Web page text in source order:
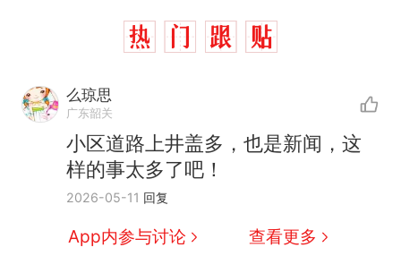
么琼思
广东韶关
小区道路上井盖多，也是新闻，这
样的事太多了吧！
2026-05-11 回复
App内参与讨论 查看更多
热
那个在床头放菜刀的女孩，
因老师一句“跟我回家”改写了
人生
新 制裁瓜子饺子，美国怕什
么？
费大厨“全国小炒肉大王”称